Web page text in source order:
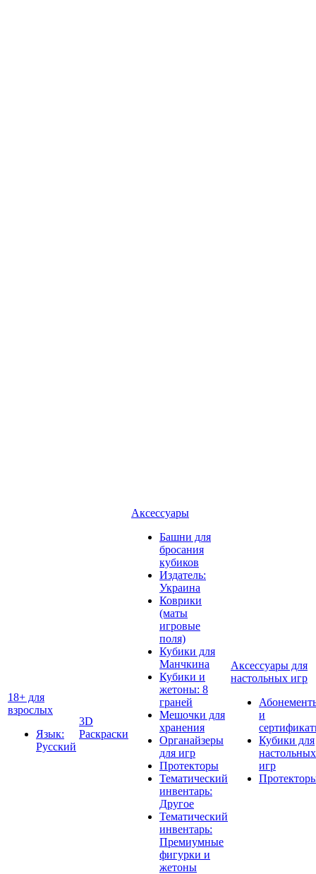
18+ для
взрослых
Язык:
Русский
3D
Раскраски
Аксессуары
Башни для
бросания
кубиков
Издатель:
Украина
Коврики
(маты
игровые
поля)
Кубики для
Манчкина
Кубики и
жетоны: 8
граней
Мешочки для
хранения
Органайзеры
для игр
Протекторы
Тематический
инвентарь:
Другое
Тематический
инвентарь:
Премиумные
фигурки и
жетоны
Аксессуары для
настольных игр
и
Кубики для
настольных
игр